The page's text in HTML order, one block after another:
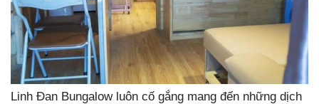
Linh Đan Bungalow luôn cố gắng mang đến những dịch